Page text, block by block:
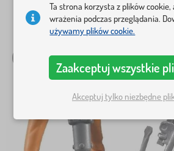
Ta strona korzysta z plików cookie,
wrażenia podczas przeglądania.
używamy plików cookie.
Zaakceptuj wszystkie
Akceptuj tylko niezbędne